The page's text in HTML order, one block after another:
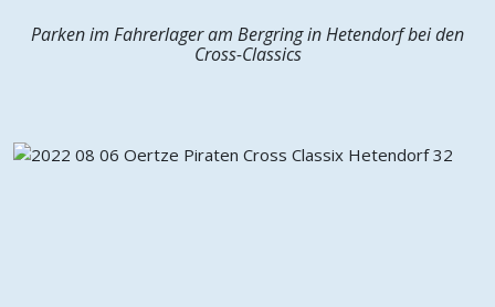
Parken im Fahrerlager am Bergring in Hetendorf bei den
Cross-Classics